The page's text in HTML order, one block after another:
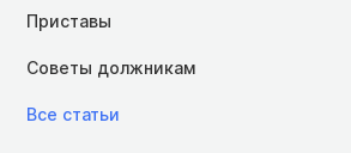
Приставы
Советы должникам
Все статьи